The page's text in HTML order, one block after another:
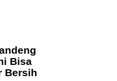
Bisa
Bersih